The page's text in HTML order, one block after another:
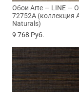
Обои Arte — LINE —
72752A (коллекция
Naturals)
9 768 Руб.